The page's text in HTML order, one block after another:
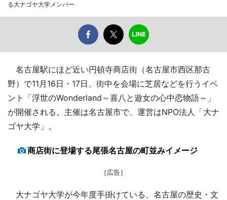
る大ナゴヤ大学メンバー
名古屋駅にほど近い円頓寺商店街（名古屋市西区那古
野）で11月16日・17日、街中を会場に芝居などを行うイベ
ント「浮世のWonderland～喜八と遊女の心中恋物語～」
が開催される。主催は名古屋市で、運営はNPO法人「大ナ
ゴヤ大学」。
商店街に登場する尾張名古屋の町並みイメージ
［広告］
大ナゴヤ大学が今年度手掛けている、名古屋の歴史・文